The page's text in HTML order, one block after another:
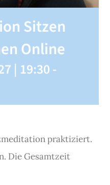
Sitzen
Online
| 19:30-
praktiziert.
Die Gesamtzeit